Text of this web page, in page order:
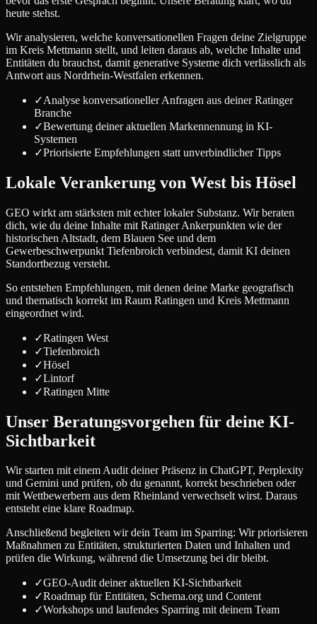
heute stehst.
Wir analysieren, welche konversationellen Fragen deine Zielgruppe
im Kreis Mettmann stellt, und leiten daraus ab, welche Inhalte und
Entitäten du brauchst, damit generative Systeme dich verlässlich als
Antwort aus Nordrhein-Westfalen erkennen.
✓Analyse konversationeller Anfragen aus deiner Ratinger
Branche
✓Bewertung deiner aktuellen Markennennung in KI-
Systemen
✓Priorisierte Empfehlungen statt unverbindlicher Tipps
Lokale Verankerung von West bis Hösel
GEO wirkt am stärksten mit echter lokaler Substanz. Wir beraten
dich, wie du deine Inhalte mit Ratinger Ankerpunkten wie der
historischen Altstadt, dem Blauen See und dem
Gewerbeschwerpunkt Tiefenbroich verbindest, damit KI deinen
Standortbezug versteht.
So entstehen Empfehlungen, mit denen deine Marke geografisch
und thematisch korrekt im Raum Ratingen und Kreis Mettmann
eingeordnet wird.
✓Ratingen West
✓Tiefenbroich
✓Hösel
✓Lintorf
✓Ratingen Mitte
Unser Beratungsvorgehen für deine KI-
Sichtbarkeit
Wir starten mit einem Audit deiner Präsenz in ChatGPT, Perplexity
und Gemini und prüfen, ob du genannt, korrekt beschrieben oder
mit Wettbewerbern aus dem Rheinland verwechselt wirst. Daraus
entsteht eine klare Roadmap.
Anschließend begleiten wir dein Team im Sparring: Wir priorisieren
Maßnahmen zu Entitäten, strukturierten Daten und Inhalten und
prüfen die Wirkung, während die Umsetzung bei dir bleibt.
✓GEO-Audit deiner aktuellen KI-Sichtbarkeit
✓Roadmap für Entitäten, Schema.org und Content
✓Workshops und laufendes Sparring mit deinem Team